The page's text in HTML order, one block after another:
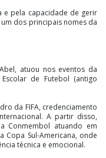
e pela capacidade de gerir
dos principais nomes da
atuou nos eventos da
de Futebol (antigo
da FIFA, credenciamento
A partir disso,
Conmembol atuando em
Sul-Americana, onde
técnica e emocional.